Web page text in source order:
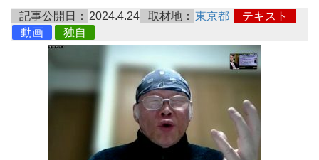
記事公開日： 2024.4.24 取材地： 東京都
テキスト
動画
独自